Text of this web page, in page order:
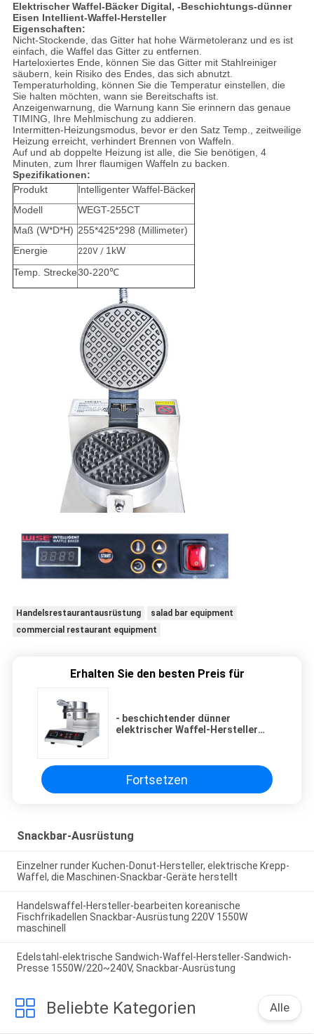
Elektrischer Waffel-Bäcker Digital, -Beschichtungs-dünner
Eisen Intellient-Waffel-Hersteller
Eigenschaften:
Nicht-Stockende, das Gitter hat hohe Wärmetoleranz und es ist
einfach, die Waffel das Gitter zu entfernen.
Harteloxiertes Ende, können Sie das Gitter mit Stahlreiniger
säubern, kein Risiko des Endes, das sich abnutzt.
Temperaturholding, können Sie die Temperatur einstellen, die
Sie halten möchten, wann sie Bereitschafts ist.
Anzeigenwarnung, die Warnung kann Sie erinnern das genaue
TIMING, Ihre Mehlmischung zu addieren.
Intermitten-Heizungsmodus, bevor er den Satz Temp., zeitweilige
Heizung erreicht, verhindert Brennen von Waffeln.
Auf und ab doppelte Heizung ist alle, die Sie benötigen, 4
Minuten, zum Ihrer flaumigen Waffeln zu backen.
Spezifikationen:
Produkt
Intelligenter Waffel-Bäcker
Modell
WEGT-255CT
Maß (W*D*H) 255*425*298 (Millimeter)
Energie
220V / 1kW
Temp. Strecke30-220℃
Handelsrestaurantausrüstung
salad bar equipment
commercial restaurant equipment
Erhalten Sie den besten Preis für
- beschichtender dünner
elektrischer Waffel-Hersteller
Fortsetzen
Snackbar-Ausrüstung
Einzelner runder Kuchen-Donut-Hersteller, elektrische Krepp-
Waffel, die Maschinen-Snackbar-Geräte herstellt
Handelswaffel-Hersteller-bearbeiten koreanische
Fischfrikadellen Snackbar-Ausrüstung 220V 1550W
maschinell
Edelstahl-elektrische Sandwich-Waffel-Hersteller-Sandwich-
Presse 1550W/220~240V, Snackbar-Ausrüstung
Beliebte Kategorien Alle